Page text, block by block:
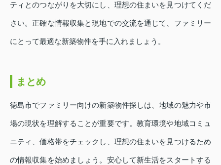
ティとのつながりを大切にし、理想の住まいを見つけてくだ
さい。正確な情報収集と現地での交流を通じて、ファミリー
にとって最適な新築物件を手に入れましょう。
まとめ
徳島市でファミリー向けの新築物件探しは、地域の魅力や市
場の現状を理解することが重要です。教育環境や地域コミュ
ニティ、価格帯をチェックし、理想の住まいを見つけるため
の情報収集を始めましょう。安心して新生活をスタートする